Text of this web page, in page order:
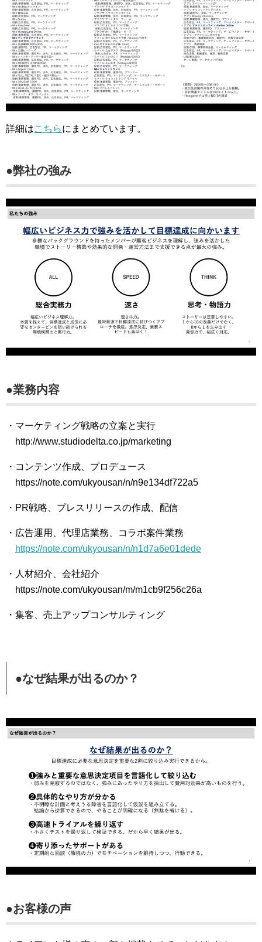
詳細はこちらにまとめています。
●弊社の強み
●業務内容
・マーケティング戦略の立案と実行
http://www.studiodelta.co.jp/marketing
・コンテンツ作成、プロデュース
https://note.com/ukyousan/n/n9e134df722a5
・PR戦略、プレスリリースの作成、配信
・広告運用、代理店業務、コラボ案件業務
https://note.com/ukyousan/n/n1d7a6e01dede
・人材紹介、会社紹介
https://note.com/ukyousan/m/m1cb9f256c26a
・集客、売上アップコンサルティング
●なぜ結果が出るのか？
●お客様の声